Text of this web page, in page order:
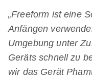
„Freeform ist eine
Anfängen
Umgebung unter
Geräts schnell zu
wir das Gerät